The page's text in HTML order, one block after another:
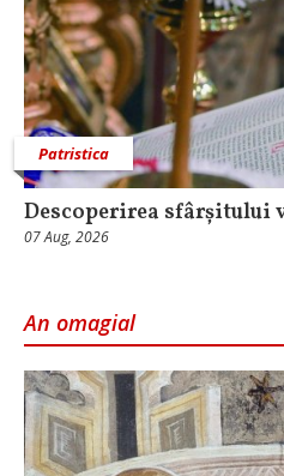
Patristica
Descoperirea sfârșitului
07 Aug, 2026
An omagial